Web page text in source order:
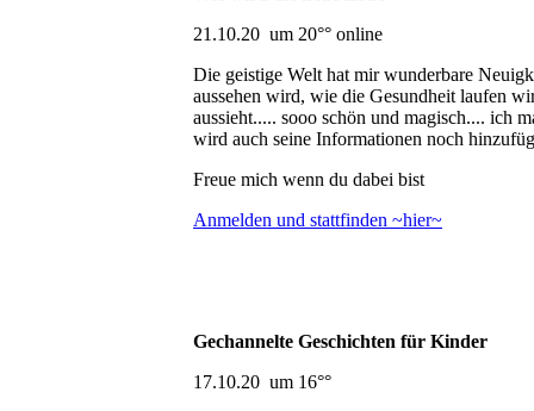
21.10.20 um 20°° online
Die geistige Welt hat mir wunderbare
aussehen wird, wie die Gesundheit laufen
aussieht..... sooo schön und magisch.... ich
wird auch seine Informationen noch
Freue mich wenn du dabei bist
Anmelden und stattfinden ~hier~
Gechannelte Geschichten für Kinder
17.10.20 um 16°°